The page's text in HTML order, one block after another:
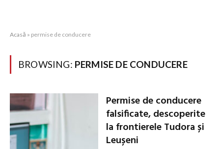
Acasă » permise de conducere
BROWSING: PERMISE DE CONDUCERE
Permise de conducere
falsificate, descoperite
la frontierele Tudora și
Leușeni